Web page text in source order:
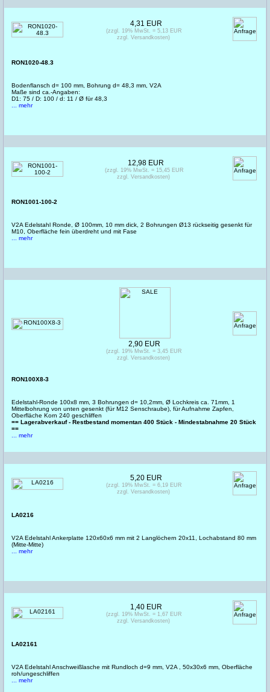
RON1020-48.3
Bodenflansch d= 100 mm, Bohrung d= 48,3 mm, V2A
Maße sind ca.-Angaben:
D1: 75 / D: 100 / d: 11 / Ø für 48,3
... mehr
4,31 EUR
(zzgl. 19% MwSt. = 5,13 EUR
zzgl. Versandkosten)
RON1001-100-2
V2A Edelstahl Ronde, Ø 100mm, 10 mm dick, 2 Bohrungen Ø13 rückseitig gesenkt für
M10, Oberfläche fein überdreht und mit Fase
... mehr
12,98 EUR
(zzgl. 19% MwSt. = 15,45 EUR
zzgl. Versandkosten)
RON100X8-3
Edelstahl-Ronde 100x8 mm, 3 Bohrungen d= 10,2mm, Ø Lochkreis ca. 71mm, 1
Mittelbohrung von unten gesenkt (für M12 Senschraube), für Aufnahme Zapfen,
Oberfläche Korn 240 geschliffen
== Lagerabverkauf - Restbestand momentan 400 Stück - Mindestabnahme 20 Stück
==
... mehr
2,90 EUR
(zzgl. 19% MwSt. = 3,45 EUR
zzgl. Versandkosten)
LA0216
V2A Edelstahl Ankerplatte 120x60x6 mm mit 2 Langlöchern 20x11, Lochabstand 80 mm
(Mitte-Mitte)
... mehr
5,20 EUR
(zzgl. 19% MwSt. = 6,19 EUR
zzgl. Versandkosten)
LA02161
V2A Edelstahl Anschweißlasche mit Rundloch d=9 mm, V2A , 50x30x6 mm, Oberfläche
roh/ungeschliffen
... mehr
1,40 EUR
(zzgl. 19% MwSt. = 1,67 EUR
zzgl. Versandkosten)